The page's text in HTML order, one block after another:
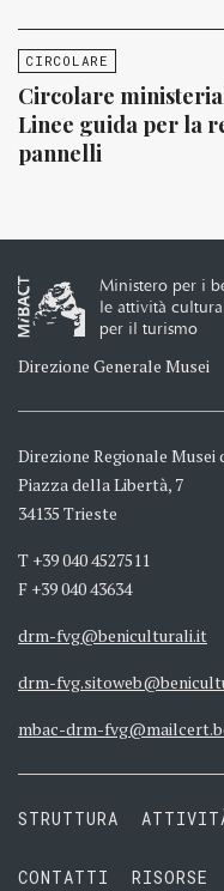
CIRCOLARE
Circolare
Linee guida per la
pannelli
Ministero per i
le attività
per il turismo
Direzione Generale Musei
Direzione Regionale Musei
Piazza della Libertà, 7
34135 Trieste
T +39 040 4527511
F +39 040 43634
drm-fvg@beniculturali.it
drm-
mbac-drm-
STRUTTURA
CONTATTI RISORSE